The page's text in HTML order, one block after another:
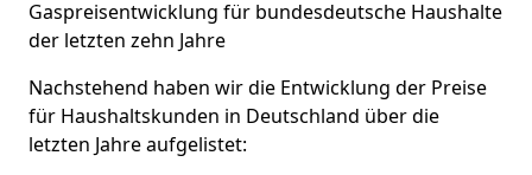
Gaspreisentwicklung für bundesdeutsche Haushalte
der letzten zehn Jahre
Nachstehend haben wir die Entwicklung der Preise
für Haushaltskunden in Deutschland über die
letzten Jahre aufgelistet: